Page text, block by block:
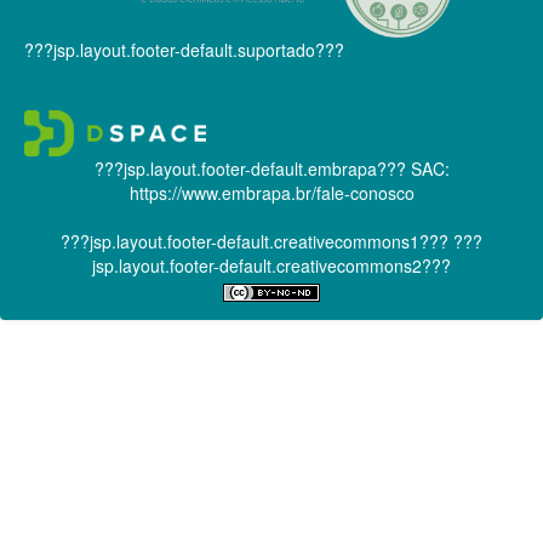
???jsp.layout.footer-default.suportado???
???jsp.layout.footer-default.embrapa??? SAC:
https://www.embrapa.br/fale-conosco
???jsp.layout.footer-default.creativecommons1??? ???
jsp.layout.footer-default.creativecommons2???